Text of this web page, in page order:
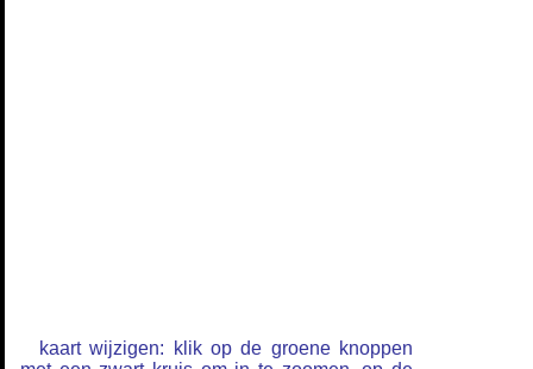
kaart wijzigen: klik op de groene knoppen